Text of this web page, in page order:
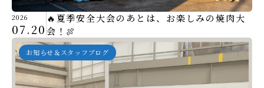
2026
07.20
🔥夏季安全大会のあとは、お楽しみの焼肉大
会！🍖
お知らせ＆スタッフブログ